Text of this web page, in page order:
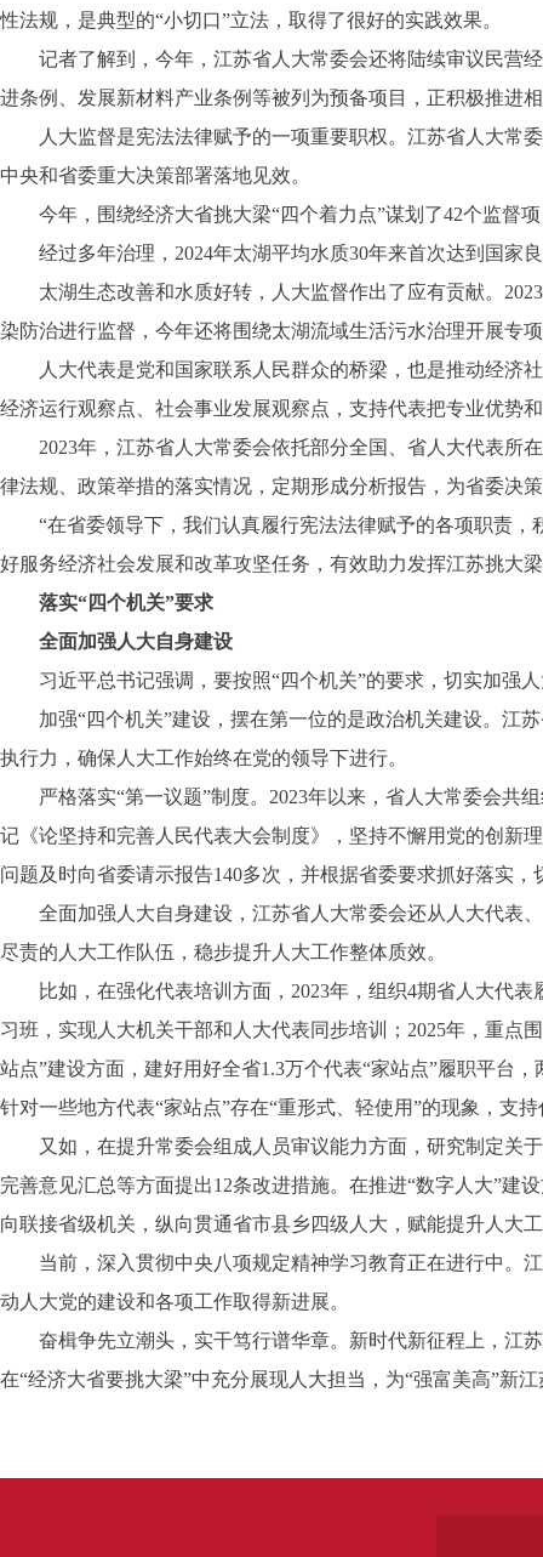
性法规，是典型的“小切口”立法，取得了很好的实践效果。
记者了解到，今年，江苏省人大常委会还将陆续审议民营经
进条例、发展新材料产业条例等被列为预备项目，正积极推进
人大监督是宪法法律赋予的一项重要职权。江苏省人大常委
中央和省委重大决策部署落地见效。
今年，围绕经济大省挑大梁“四个着力点”谋划了42个监督
经过多年治理，2024年太湖平均水质30年来首次达到国家
太湖生态改善和水质好转，人大监督作出了应有贡献。2023
染防治进行监督，今年还将围绕太湖流域生活污水治理开展专
人大代表是党和国家联系人民群众的桥梁，也是推动经济社
经济运行观察点、社会事业发展观察点，支持代表把专业优势
2023年，江苏省人大常委会依托部分全国、省人大代表所在
律法规、政策举措的落实情况，定期形成分析报告，为省委决
“在省委领导下，我们认真履行宪法法律赋予的各项职责，
好服务经济社会发展和改革攻坚任务，有效助力发挥江苏挑大
落实“四个机关”要求
全面加强人大自身建设
习近平总书记强调，要按照“四个机关”的要求，切实加强
加强“四个机关”建设，摆在第一位的是政治机关建设。江苏
执行力，确保人大工作始终在党的领导下进行。
严格落实“第一议题”制度。2023年以来，省人大常委会共组
记《论坚持和完善人民代表大会制度》，坚持不懈用党的创新
问题及时向省委请示报告140多次，并根据省委要求抓好落实
全面加强人大自身建设，江苏省人大常委会还从人大代表、
尽责的人大工作队伍，稳步提升人大工作整体质效。
比如，在强化代表培训方面，2023年，组织4期省人大代表
习班，实现人大机关干部和人大代表同步培训；2025年，重点
站点”建设方面，建好用好全省1.3万个代表“家站点”履职平台
针对一些地方代表“家站点”存在“重形式、轻使用”的现象，支
又如，在提升常委会组成人员审议能力方面，研究制定关于
完善意见汇总等方面提出12条改进措施。在推进“数字人大”建
向联接省级机关，纵向贯通省市县乡四级人大，赋能提升人大
当前，深入贯彻中央八项规定精神学习教育正在进行中。江
动人大党的建设和各项工作取得新进展。
奋楫争先立潮头，实干笃行谱华章。新时代新征程上，江苏
在“经济大省要挑大梁”中充分展现人大担当，为“强富美高”新